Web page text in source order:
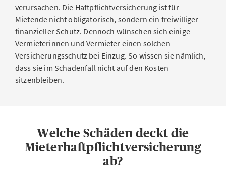
verursachen. Die Haftpflichtversicherung ist für
Mietende nicht obligatorisch, sondern ein freiwilliger
finanzieller Schutz. Dennoch wünschen sich einige
Vermieterinnen und Vermieter einen solchen
Versicherungsschutz bei Einzug. So wissen sie nämlich,
dass sie im Schadenfall nicht auf den Kosten
sitzenbleiben.
Welche Schäden deckt die
Mieterhaftpflichtversicherung
ab?